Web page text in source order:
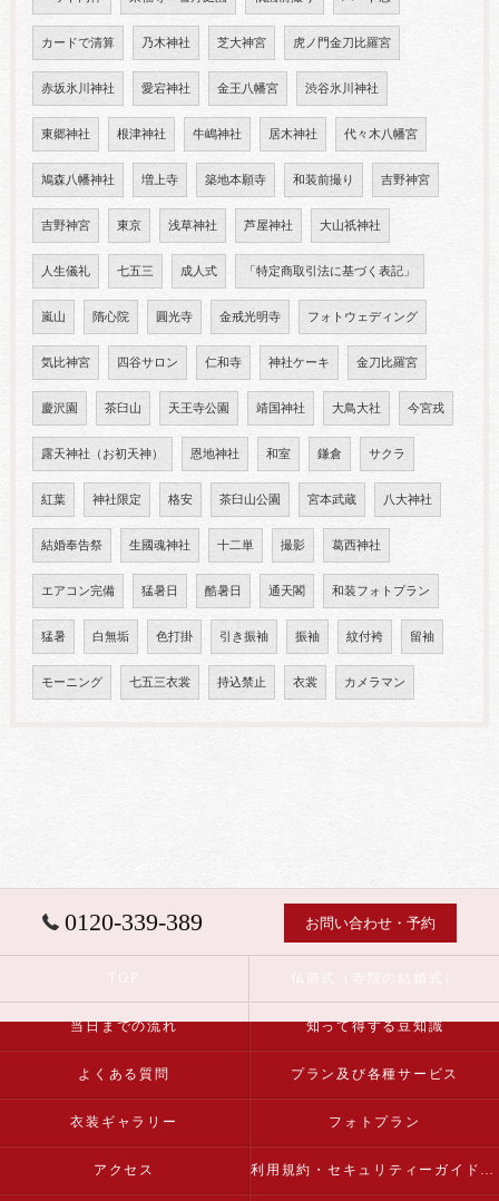
カードで清算 乃木神社 芝大神宮 虎ノ門金刀比羅宮
赤坂氷川神社 愛宕神社 金王八幡宮 渋谷氷川神社
東郷神社 根津神社 牛嶋神社 居木神社 代々木八幡宮
鳩森八幡神社 増上寺 築地本願寺 和装前撮り 吉野神宮
吉野神宮 東京 浅草神社 芦屋神社 大山祇神社
人生儀礼 七五三 成人式 「特定商取引法に基づく表記」
嵐山 隋心院 圓光寺 金戒光明寺 フォトウェディング
気比神宮 四谷サロン 仁和寺 神社ケーキ 金刀比羅宮
慶沢園 茶臼山 天王寺公園 靖国神社 大鳥大社 今宮戎
露天神社（お初天神） 恩地神社 和室 鎌倉 サクラ
紅葉 神社限定 格安 茶臼山公園 宮本武蔵 八大神社
結婚奉告祭 生國魂神社 十二単 撮影 葛西神社
エアコン完備 猛暑日 酷暑日 通天閣 和装フォトプラン
猛暑 白無垢 色打掛 引き振袖 振袖 紋付袴 留袖
モーニング 七五三衣裳 持込禁止 衣裳 カメラマン
0120-339-389 お問い合わせ・予約
当日までの流れ 知って得する豆知識
よくある質問 プラン及び各種サービス
衣装ギャラリー フォトプラン
アクセス 利用規約・セキュリティーガイドライン